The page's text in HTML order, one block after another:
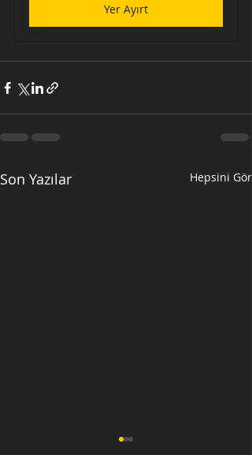
Yer Ayırt
Son Yazılar Hepsini Gör